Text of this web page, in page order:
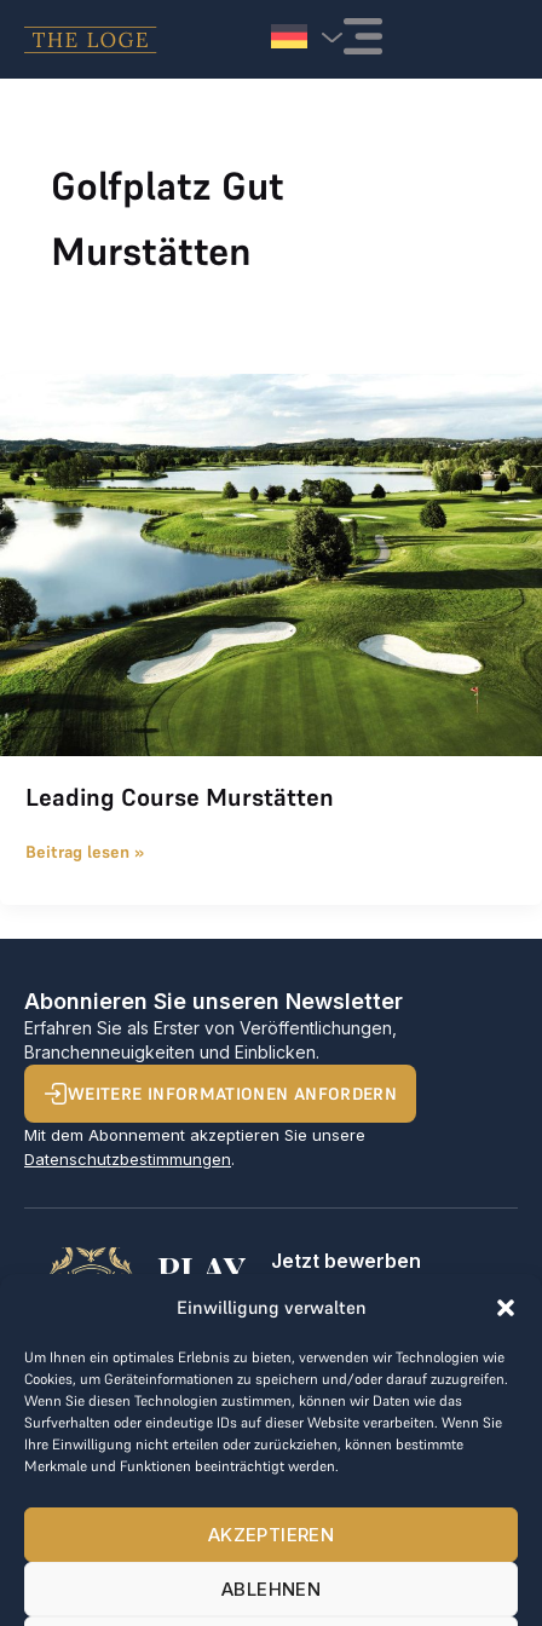
Einwilligung verwalten
Um Ihnen ein optimales Erlebnis zu bieten, verwenden wir Technologien wie
Cookies, um Geräteinformationen zu speichern und/oder darauf zuzugreifen.
Wenn Sie diesen Technologien zustimmen, können wir Daten wie das
Surfverhalten oder eindeutige IDs auf dieser Website verarbeiten. Wenn Sie
Ihre Einwilligung nicht erteilen oder zurückziehen, können bestimmte
Merkmale und Funktionen beeinträchtigt werden.
AKZEPTIEREN
ABLEHNEN
Golfplatz Gut
Murstätten
Leading Course Murstätten
Leading Course Murstätten
Beitrag lesen »
Abonnieren Sie unseren Newsletter
Erfahren Sie als Erster von Veröffentlichungen,
Branchenneuigkeiten und Einblicken.
WEITERE INFORMATIONEN ANFORDERN
Mit dem Abonnement akzeptieren Sie unsere
Datenschutzbestimmungen.
PLAY
GOLF,
MAKE
BUSINESS
Jetzt bewerben
Kontakt
AGB
Datenrichtlinie
kontakt@the-loge.com
Unser freundliches Team hilft Ihnen gerne weiter.
Mo-Fr von 8:00 bis 17:00 Uhr.